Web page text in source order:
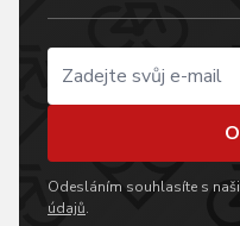
Odesláním souhlasíte s
údajů.